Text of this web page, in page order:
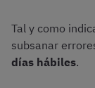
Tal y como
subsanar
días hábiles.